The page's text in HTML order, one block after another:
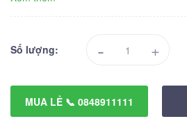
Số lượng: - +
MUA LẺ 📞 0848911111